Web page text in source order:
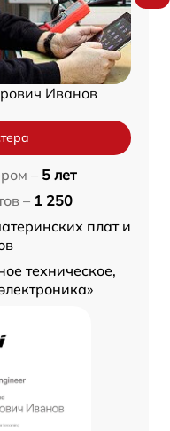
Иванов
– 5 лет
– 1 250
плат и
техническое,